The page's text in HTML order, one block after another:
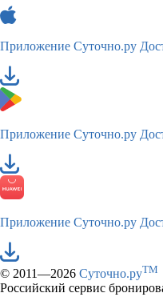
Приложение Суточно.ру
Приложение Суточно.ру
Приложение Суточно.ру
© 2011—2026 Суточно.руTM
Российский сервис